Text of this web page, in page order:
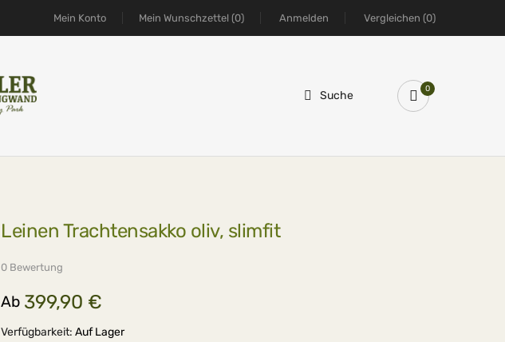
Mein Konto Mein Wunschzettel (0) Anmelden Vergleichen (0)
Suche 0
Leinen Trachtensakko oliv, slimfit
0 Bewertung
Ab 399,90 €
Verfügbarkeit: Auf Lager